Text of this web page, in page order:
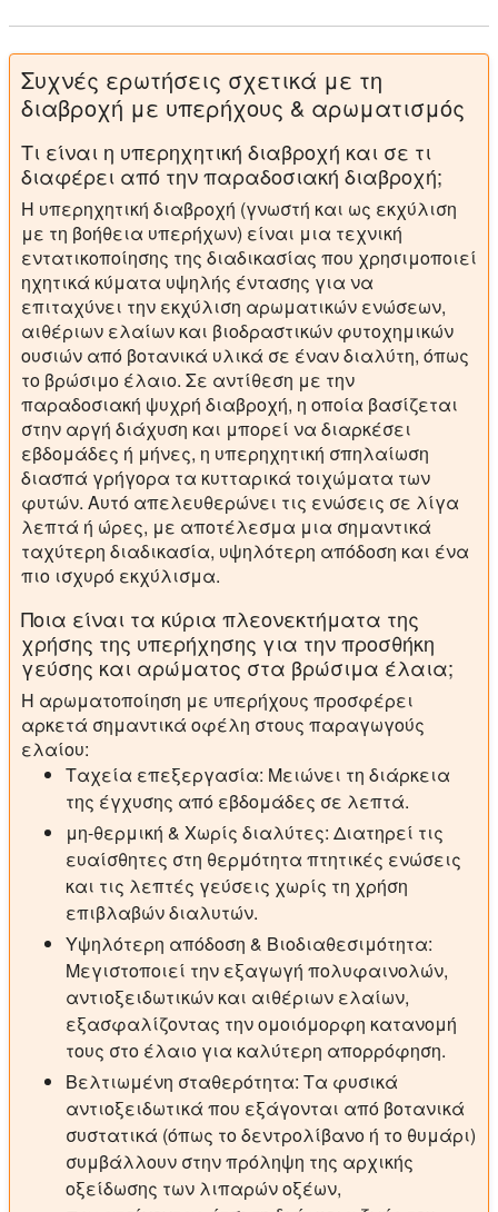
Συχνές ερωτήσεις σχετικά με τη
διαβροχή με υπερήχους & αρωματισμός
Τι είναι η υπερηχητική διαβροχή και σε τι
διαφέρει από την παραδοσιακή διαβροχή;
Η υπερηχητική διαβροχή (γνωστή και ως εκχύλιση
με τη βοήθεια υπερήχων) είναι μια τεχνική
εντατικοποίησης της διαδικασίας που χρησιμοποιεί
ηχητικά κύματα υψηλής έντασης για να
επιταχύνει την εκχύλιση αρωματικών ενώσεων,
αιθέριων ελαίων και βιοδραστικών φυτοχημικών
ουσιών από βοτανικά υλικά σε έναν διαλύτη, όπως
το βρώσιμο έλαιο. Σε αντίθεση με την
παραδοσιακή ψυχρή διαβροχή, η οποία βασίζεται
στην αργή διάχυση και μπορεί να διαρκέσει
εβδομάδες ή μήνες, η υπερηχητική σπηλαίωση
διασπά γρήγορα τα κυτταρικά τοιχώματα των
φυτών. Αυτό απελευθερώνει τις ενώσεις σε λίγα
λεπτά ή ώρες, με αποτέλεσμα μια σημαντικά
ταχύτερη διαδικασία, υψηλότερη απόδοση και ένα
πιο ισχυρό εκχύλισμα.
Ποια είναι τα κύρια πλεονεκτήματα της
χρήσης της υπερήχησης για την προσθήκη
γεύσης και αρώματος στα βρώσιμα έλαια;
Η αρωματοποίηση με υπερήχους προσφέρει
αρκετά σημαντικά οφέλη στους παραγωγούς
ελαίου:
Ταχεία επεξεργασία: Μειώνει τη διάρκεια
της έγχυσης από εβδομάδες σε λεπτά.
μη-θερμική & Χωρίς διαλύτες: Διατηρεί τις
ευαίσθητες στη θερμότητα πτητικές ενώσεις
και τις λεπτές γεύσεις χωρίς τη χρήση
επιβλαβών διαλυτών.
Υψηλότερη απόδοση & Βιοδιαθεσιμότητα:
Μεγιστοποιεί την εξαγωγή πολυφαινολών,
αντιοξειδωτικών και αιθέριων ελαίων,
εξασφαλίζοντας την ομοιόμορφη κατανομή
τους στο έλαιο για καλύτερη απορρόφηση.
Βελτιωμένη σταθερότητα: Τα φυσικά
αντιοξειδωτικά που εξάγονται από βοτανικά
συστατικά (όπως το δεντρολίβανο ή το θυμάρι)
συμβάλλουν στην πρόληψη της αρχικής
οξείδωσης των λιπαρών οξέων,